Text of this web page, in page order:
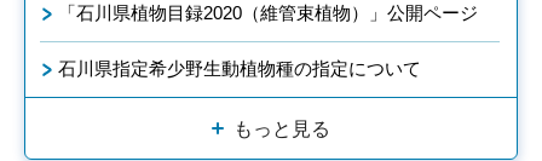
「石川県植物目録2020（維管束植物）」公開ページ
石川県指定希少野生動植物種の指定について
もっと見る